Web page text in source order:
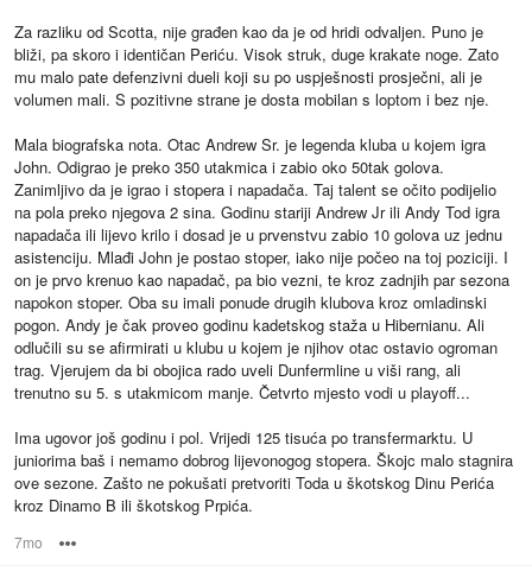
Za razliku od Scotta, nije građen kao da je od hridi odvaljen. Puno je
bliži, pa skoro i identičan Periću. Visok struk, duge krakate noge. Zato
mu malo pate defenzivni dueli koji su po uspješnosti prosječni, ali je
volumen mali. S pozitivne strane je dosta mobilan s loptom i bez nje.
Mala biografska nota. Otac Andrew Sr. je legenda kluba u kojem igra
John. Odigrao je preko 350 utakmica i zabio oko 50tak golova.
Zanimljivo da je igrao i stopera i napadača. Taj talent se očito podijelio
na pola preko njegova 2 sina. Godinu stariji Andrew Jr ili Andy Tod igra
napadača ili lijevo krilo i dosad je u prvenstvu zabio 10 golova uz jednu
asistenciju. Mlađi John je postao stoper, iako nije počeo na toj poziciji. I
on je prvo krenuo kao napadač, pa bio vezni, te kroz zadnjih par sezona
napokon stoper. Oba su imali ponude drugih klubova kroz omladinski
pogon. Andy je čak proveo godinu kadetskog staža u Hibernianu. Ali
odlučili su se afirmirati u klubu u kojem je njihov otac ostavio ogroman
trag. Vjerujem da bi obojica rado uveli Dunfermline u viši rang, ali
trenutno su 5. s utakmicom manje. Četvrto mjesto vodi u playoff...
Ima ugovor još godinu i pol. Vrijedi 125 tisuća po transfermarktu. U
juniorima baš i nemamo dobrog lijevonogog stopera. Škojc malo stagnira
ove sezone. Zašto ne pokušati pretvoriti Toda u škotskog Dinu Perića
kroz Dinamo B ili škotskog Prpića.
7mo